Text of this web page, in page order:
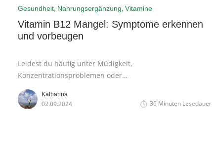
Gesundheit, Nahrungsergänzung, Vitamine
Vitamin B12 Mangel: Symptome erkennen
und vorbeugen
Leidest du häufig unter Müdigkeit,
Konzentrationsproblemen oder
Stimmungsschwankungen? Diese Symptome könnten auf
einen Vitamin B12 Mangel hinweisen. Erfahre in unserem
Blog, warum Vitamin B12 so wichtig für deine Gesundheit
Katharina
02.09.2024 36 Minuten Lesedauer